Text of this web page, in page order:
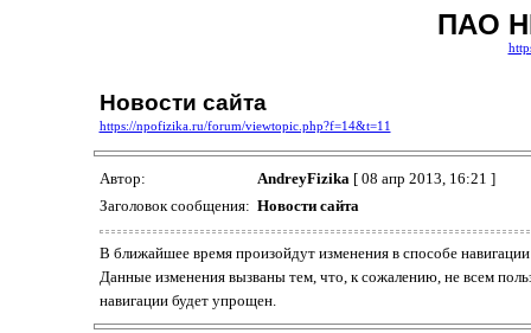
ПАО
Новости сайта
https://npofizika.ru/forum/viewtopic.php?f=14&t=11
Автор: AndreyFizika[ 08 апр 2013, 16:21 ]
Заголовок сообщения: Новости сайта
В ближайшее время произойдут изменения в способе
Данные изменения вызваны тем, что, к сожалению, не всем
навигации будет упрощен.